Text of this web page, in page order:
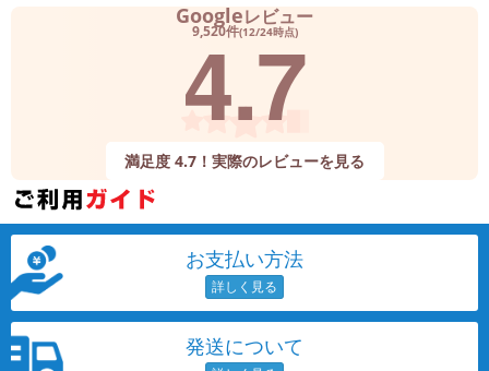
Googleレビュー
9,520件(12/24時点)
4.7
満足度 4.7！実際のレビューを見る
お支払い方法
発送について